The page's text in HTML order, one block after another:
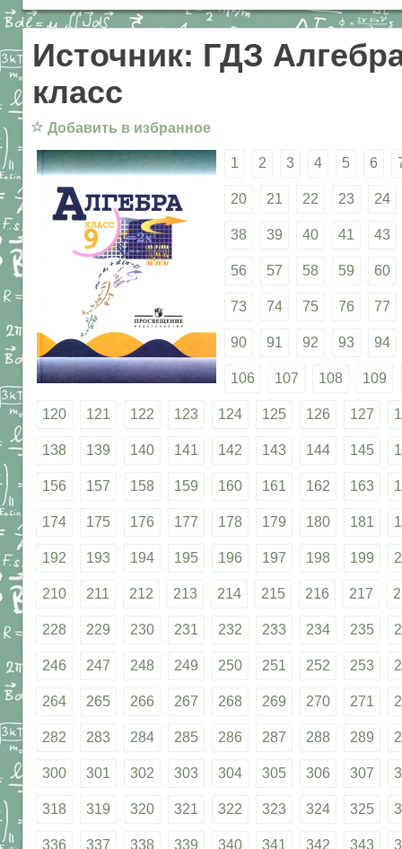
Источник: ГДЗ
класс
☆ Добавить в избранное
1 2 3 4 5 6
20 21 22 23 24
38 39 40 41 43
56 57 58 59 60
73 74 75 76 77
90 91 92 93 94
106 107 108 109
120 121 122 123 124 125 126 127
138 139 140 141 142 143 144 145
156 157 158 159 160 161 162 163
174 175 176 177 178 179 180 181
192 193 194 195 196 197 198 199
210 211 212 213 214 215 216 217
228 229 230 231 232 233 234 235
246 247 248 249 250 251 252 253
264 265 266 267 268 269 270 271
282 283 284 285 286 287 288 289
300 301 302 303 304 305 306 307
318 319 320 321 322 323 324 325
336 337 338 339 340 341 342 343